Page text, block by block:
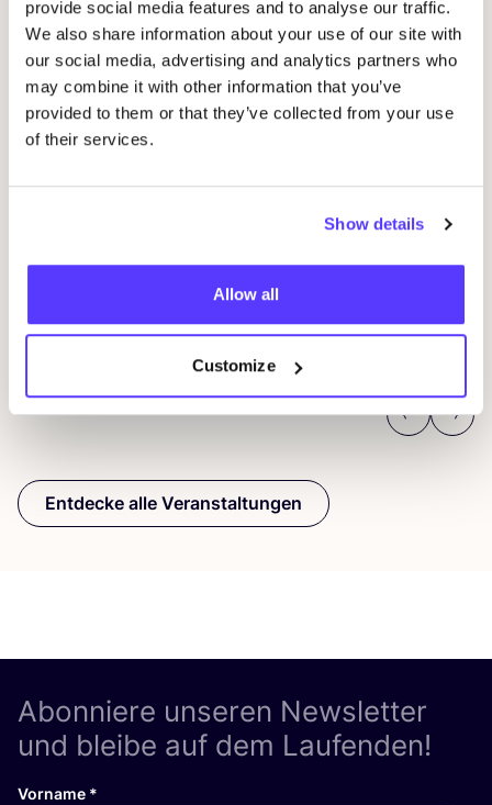
provide social media features and to analyse our traffic.
We also share information about your use of our site with
our social media, advertising and analytics partners who
may combine it with other information that you’ve
provided to them or that they’ve collected from your use
of their services.
Show details
Allow all
Customize
09 AUG
Workshop: Sticken für Anfänger*innen
Oderbergerstraße 42, 10435 Berlin
Workshop Shopping-Event Reparaturveranstaltung
23
Previous
Next
Entdecke alle Veranstaltungen
Abonniere unseren Newsletter
und bleibe auf dem Laufenden!
Vorname *